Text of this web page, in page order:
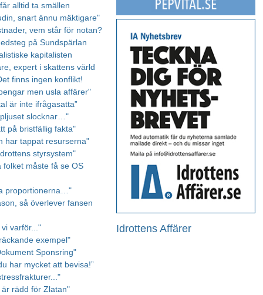
Idrottens Affärer
alltid ta smällen
snart ännu mäktigare"
vem står för notan?
på Sundspärlan
kapitalisten
expert i skattens värld
finns ingen konflikt!
men usla affärer"
är inte ifrågasatta”
slocknar…"
på bristfällig fakta"
har tappat resurserna"
styrsystem"
folket måste få se OS
proportionerna…"
så överlever fansen
varför..."
exempel"
Sponsring"
har mycket att bevisa!”
rädd för Zlatan"